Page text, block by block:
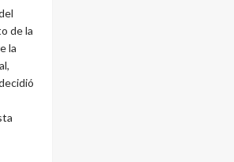
de la
la
de los combustibles en
857 a 1338 pesos
de Cereales de Bahía
y heladas, en gran parte